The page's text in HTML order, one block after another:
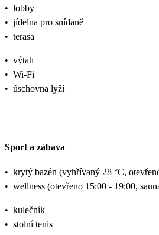
• lobby
• jídelna pro snídaně
• terasa
• výtah
• Wi-Fi
• úschovna lyží
Sport a zábava
• krytý bazén (vyhřívaný 28 °C,
• wellness (otevřeno 15:00 - 19:00,
• kulečník
• stolní tenis